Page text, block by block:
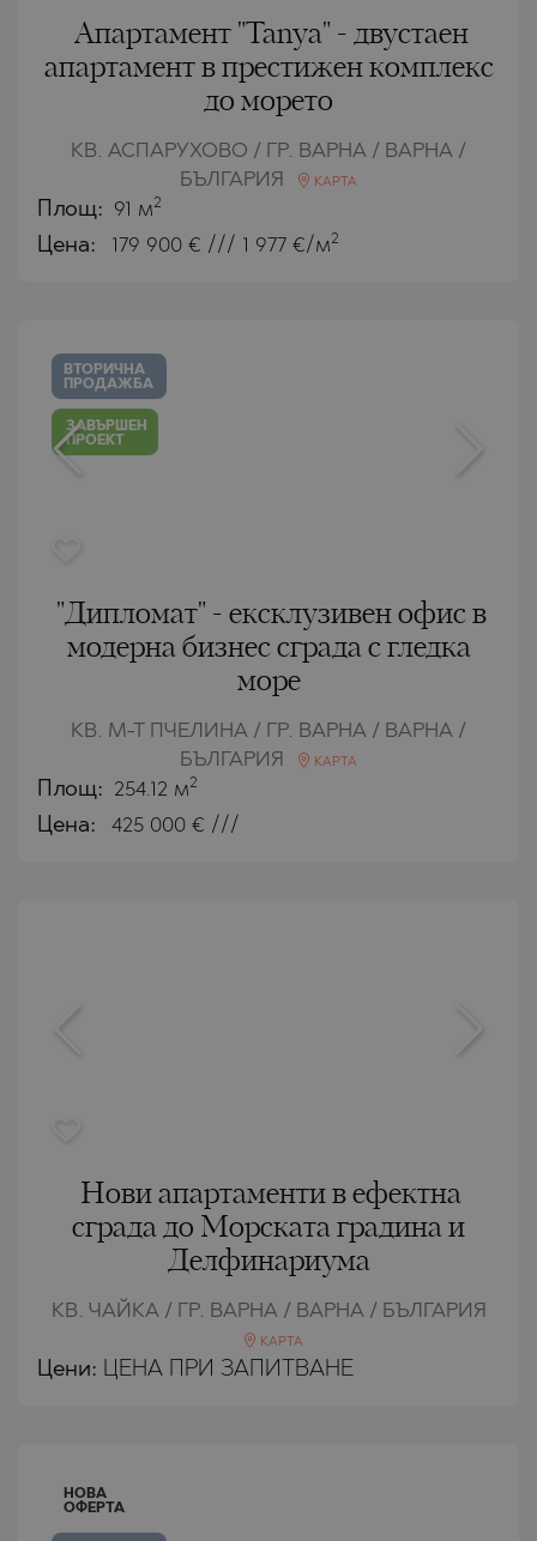
Апартамент "Tanya" - двустаен
апартамент в престижен комплекс
до морето
КВ. АСПАРУХОВО / ГР. ВАРНА / ВАРНА /
БЪЛГАРИЯ
КАРТА
Площ: 91 м2
Цена: 179 900 € /// 1 977 €/м2
ВТОРИЧНА
ПРОДАЖБА
ЗАВЪРШЕН
ПРОЕКТ
"Дипломат" - ексклузивен офис в
модерна бизнес сграда с гледка
море
КВ. М-Т ПЧЕЛИНА / ГР. ВАРНА / ВАРНА /
БЪЛГАРИЯ
КАРТА
Площ: 254.12 м2
Цена: 425 000 € ///
Нови апартаменти в ефектна
сграда до Морската градина и
Делфинариума
КВ. ЧАЙКА / ГР. ВАРНА / ВАРНА / БЪЛГАРИЯ
КАРТА
Цени: ЦЕНА ПРИ ЗАПИТВАНЕ
НОВА
ОФЕРТА